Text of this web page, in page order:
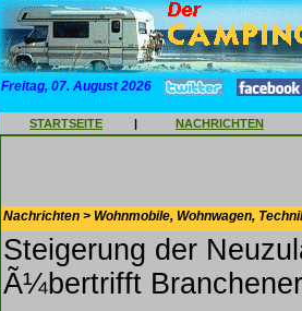
Freitag, 07. August 2026
STARTSEITE | NACHRICHTEN
Nachrichten > Wohnmobile, Wohnwagen,
Steigerung der
Ã¼bertrifft